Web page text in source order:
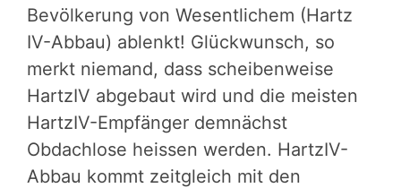
Bevölkerung von Wesentlichem (Hartz
IV-Abbau) ablenkt! Glückwunsch, so
merkt niemand, dass scheibenweise
HartzIV abgebaut wird und die meisten
HartzIV-Empfänger demnächst
Obdachlose heissen werden. HartzIV-
Abbau kommt zeitgleich mit den